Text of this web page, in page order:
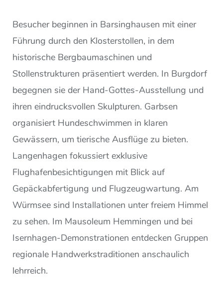
Besucher beginnen in Barsinghausen mit einer
Führung durch den Klosterstollen, in dem
historische Bergbaumaschinen und
Stollenstrukturen präsentiert werden. In Burgdorf
begegnen sie der Hand-Gottes-Ausstellung und
ihren eindrucksvollen Skulpturen. Garbsen
organisiert Hundeschwimmen in klaren
Gewässern, um tierische Ausflüge zu bieten.
Langenhagen fokussiert exklusive
Flughafenbesichtigungen mit Blick auf
Gepäckabfertigung und Flugzeugwartung. Am
Würmsee sind Installationen unter freiem Himmel
zu sehen. Im Mausoleum Hemmingen und bei
Isernhagen-Demonstrationen entdecken Gruppen
regionale Handwerkstraditionen anschaulich
lehrreich.